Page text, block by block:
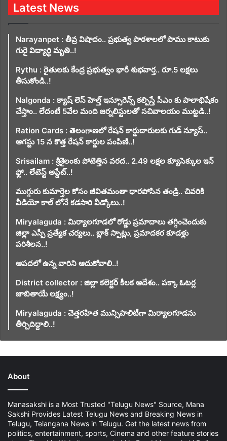
Latest News
Narayanpet : తీవ్ర విషాదం.. ప్రభుత్వ పాఠశాలలో పాము కాటుకు
గురై విద్యార్థి మృతి..!
Rythu : రైతులకు కేంద్ర ప్రభుత్వం భారీ శుభవార్త.. రూ.5 లక్షలు
తీసుకోండి..!
Nalgonda : క్యాష్ లెస్ హెల్త్ ఇన్సూరెన్స్ కల్పిస్తే సీఎం కు పాలాభిషేకం
చేస్తాం.. లేదంటే 5వేల మంది జర్నలిస్టులతో సచివాలయం ముట్టడి..!
Ration Cards : తెలంగాణలో రేషన్ కార్డుదారులకు గుడ్ న్యూస్..
ఆగస్టు 15 న కొత్త రేషన్ కార్డుల పంపిణి..!
Srisailam : శ్రీశైలంకు పోటెత్తిన వరద.. 2.49 లక్షల క్యూసెక్కుల ఇన్
ఫ్లో.. లేటెస్ట్ అప్డేట్..!
ముగ్గురు కుమార్తెల కోసం జీవితమంతా ధారపోసిన తండ్రి.. చివరికి
వీడియో కాల్ లోనే కడసారి వీడ్కోలు..!
Miryalaguda : మిర్యాలగూడలో రోడ్డు ప్రమాదాలు తగ్గించెందుకు
జిల్లా ఎస్పీ ప్రత్యేక చర్యలు.. బ్లాక్ స్పాట్లు, ప్రమాదకర కూడళ్లు
పరిశీలన..!
ఆపదలో ఉన్న వారిని ఆదుకోవాలి..!
District collector : జిల్లా కలెక్టర్ కీలక ఆదేశం.. పక్కా ఓటర్ల
జాబితాయే లక్ష్యం..!
Miryalaguda : చెత్తరహిత మున్సిపాలిటీగా మిర్యాలగూడను
తీర్చిదిద్దాలి..!
About
Manasakshi is a Most Trusted "Telugu News" Source, Mana
Sakshi Provides Latest Telugu News and Breaking News in
Telugu, Telangana News in Telugu. Get the latest news from
politics, entertainment, sports, Cinema and other feature stories